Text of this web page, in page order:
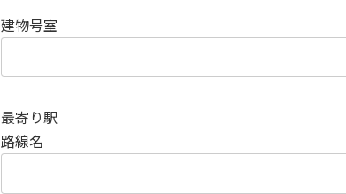
建物号室
最寄り駅
路線名